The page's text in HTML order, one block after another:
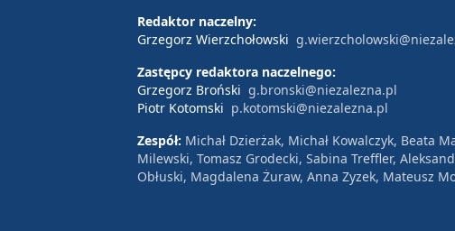
Redaktor naczelny:
Grzegorz Wierzchołowski
Zastępcy redaktora naczelnego:
Grzegorz Broński g.bronski@niezalezna.pl
Piotr Kotomski p.kotomski@niezalezna.pl
Zespół: Michał Dzierżak, Michał Kowalczyk, Beata
Milewski, Tomasz Grodecki, Sabina Treffler,
Obłuski, Magdalena Żuraw, Anna Zyzek, Mateusz